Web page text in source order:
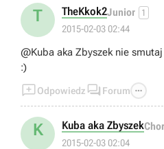
T TheKkok2Junior 1
2015-02-03 02:44
@Kuba aka Zbyszek nie
:)
Odpowiedz  Forum 
K Kuba aka Zbyszek
2015-02-03 02:04